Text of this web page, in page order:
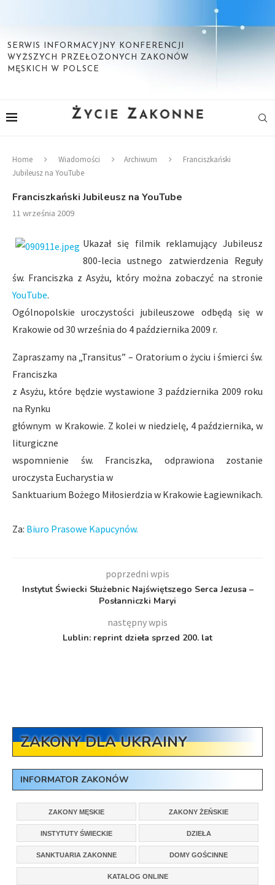
SERWIS INFORMACYJNY KONFERENCJI
WYŻSZYCH PRZEŁOŻONYCH ZAKONÓW
MĘSKICH W POLSCE
Home Wiadomości Archiwum
Franciszkański
Jubileusz na YouTube
Franciszkański Jubileusz na YouTube
11 września 2009
Ukazał się filmik reklamujący Jubileusz
800-lecia ustnego zatwierdzenia Reguły
św. Franciszka z Asyżu, który można zobaczyć na stronie
YouTube.
Ogólnopolskie uroczystości jubileuszowe odbędą się w
Krakowie od 30 września do 4 października 2009 r.
Zapraszamy na „Transitus” – Oratorium o życiu i śmierci św.
Franciszka
z Asyżu, które będzie wystawione 3 października 2009 roku
na Rynku
głównym w Krakowie. Z kolei w niedzielę, 4 października, w
liturgiczne
wspomnienie św. Franciszka, odprawiona zostanie
uroczysta Eucharystia w
Sanktuarium Bożego Miłosierdzia w Krakowie Łagiewnikach.
Za: Biuro Prasowe Kapucynów.
poprzedni wpis
Instytut Świecki Służebnic Najświętszego Serca Jezusa –
Posłanniczki Maryi
następny wpis
Lublin: reprint dzieła sprzed 200. lat
ZAKONY DLA UKRAINY
INFORMATOR ZAKONÓW
ZAKONY MĘSKIE ZAKONY ŻEŃSKIE
INSTYTUTY ŚWIECKIE DZIEŁA
SANKTUARIA ZAKONNE DOMY GOŚCINNE
KATALOG ONLINE